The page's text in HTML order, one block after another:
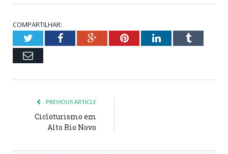
COMPARTILHAR:
TwitterFacebookGoogle+PinterestLinkedInTumblr
Email
PREVIOUS ARTICLE
Cicloturismo em
Alto Rio Novo